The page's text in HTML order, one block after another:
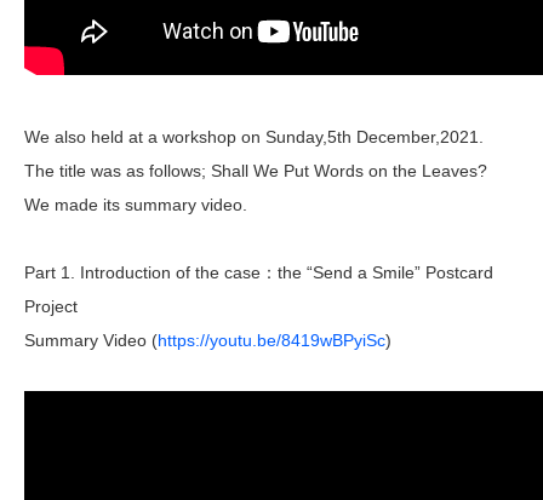
We also held at a workshop on Sunday,5th December,2021.
The title was as follows; Shall We Put Words on the Leaves?
We made its summary video.
Part 1. Introduction of the case：the “Send a Smile” Postcard
Project
Summary Video (https://youtu.be/8419wBPyiSc)